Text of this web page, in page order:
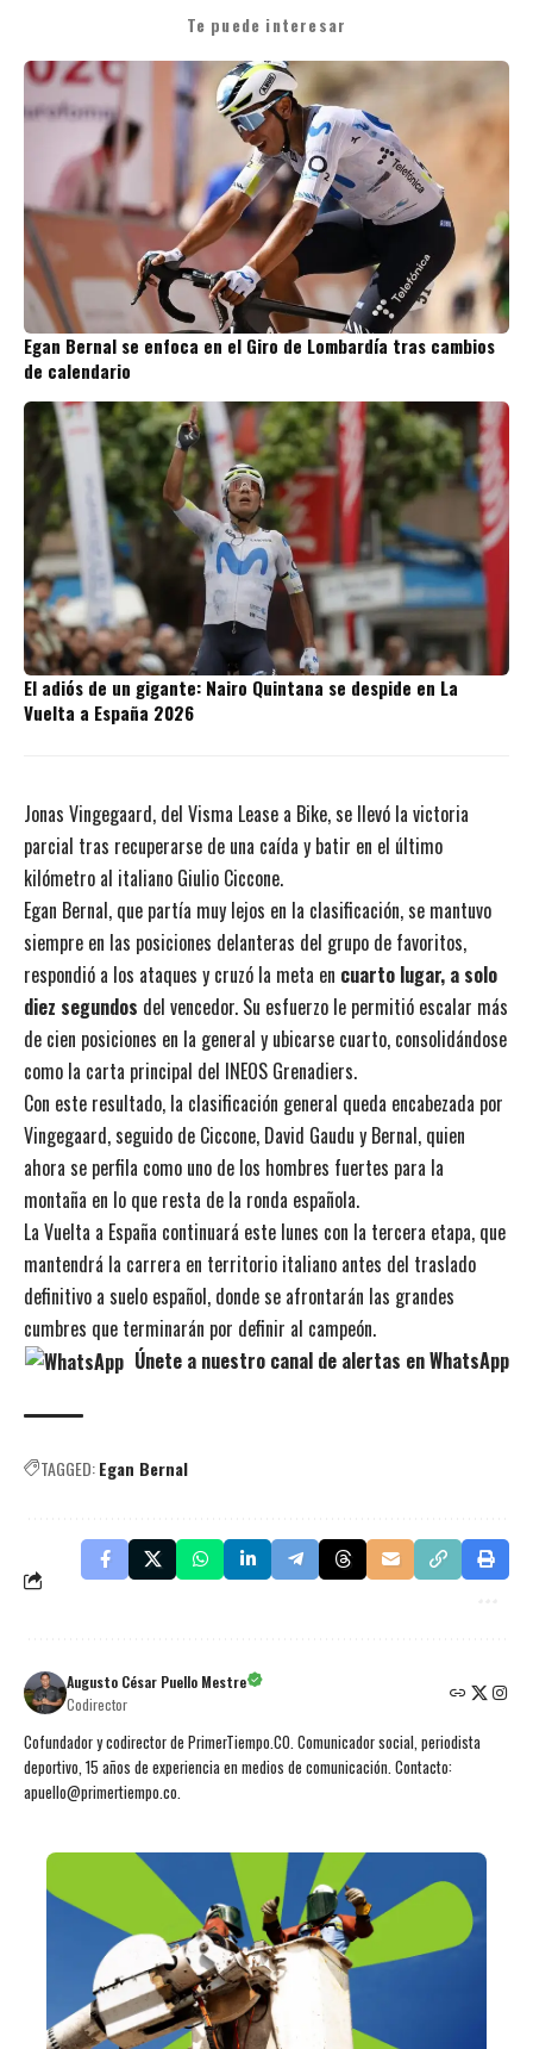
Te puede interesar
Egan Bernal se enfoca en el Giro de Lombardía tras cambios
de calendario
El adiós de un gigante: Nairo Quintana se despide en La
Vuelta a España 2026
Jonas Vingegaard, del Visma Lease a Bike, se llevó la victoria
parcial tras recuperarse de una caída y batir en el último
kilómetro al italiano Giulio Ciccone.
Egan Bernal, que partía muy lejos en la clasificación, se mantuvo
siempre en las posiciones delanteras del grupo de favoritos,
respondió a los ataques y cruzó la meta en cuarto lugar, a solo
diez segundos del vencedor. Su esfuerzo le permitió escalar más
de cien posiciones en la general y ubicarse cuarto, consolidándose
como la carta principal del INEOS Grenadiers.
Con este resultado, la clasificación general queda encabezada por
Vingegaard, seguido de Ciccone, David Gaudu y Bernal, quien
ahora se perfila como uno de los hombres fuertes para la
montaña en lo que resta de la ronda española.
La Vuelta a España continuará este lunes con la tercera etapa, que
mantendrá la carrera en territorio italiano antes del traslado
definitivo a suelo español, donde se afrontarán las grandes
cumbres que terminarán por definir al campeón.
Únete a nuestro canal de alertas en WhatsApp
TAGGED:Egan Bernal
Augusto César Puello Mestre
Codirector
Cofundador y codirector de PrimerTiempo.CO. Comunicador social, periodista
deportivo, 15 años de experiencia en medios de comunicación. Contacto:
apuello@primertiempo.co.